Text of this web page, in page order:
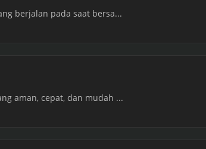
berjalan pada saat bersa...
aman, cepat, dan mudah ...